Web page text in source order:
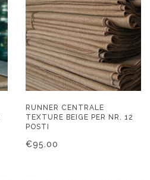
RUNNER CENTRALE
TEXTURE BEIGE PER NR. 12
POSTI
€95.00